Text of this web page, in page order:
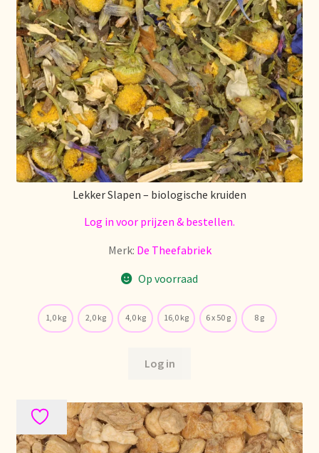
Stock matters
Surtido
Terms and Conditions
Über uns
Unsere Vision von Tee
Versand und Lieferung
Voorraadzaken
Welcome to our Tea Wholesale business!
Lekker Slapen – biologische kruiden
Log in voor prijzen & bestellen.
Merk: De Theefabriek
Op voorraad
1,0 kg 2,0 kg 4,0 kg 16,0 kg 6 x 50 g 8 g
Log in